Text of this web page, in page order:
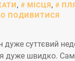
, МІСЦЯ,
ПОДИВИТИСЯ
дуже суттєвий
дуже швидко.